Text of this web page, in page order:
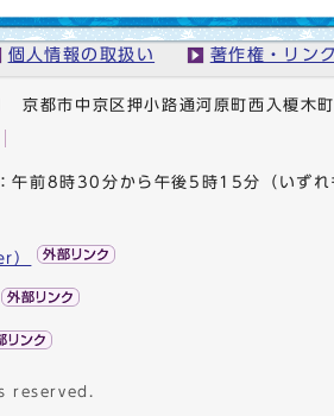
個人情報の取扱い 著作権・リン
都市中京区押小路通河原町西入榎
午前8時30分から午後5時15分（いずれ
）